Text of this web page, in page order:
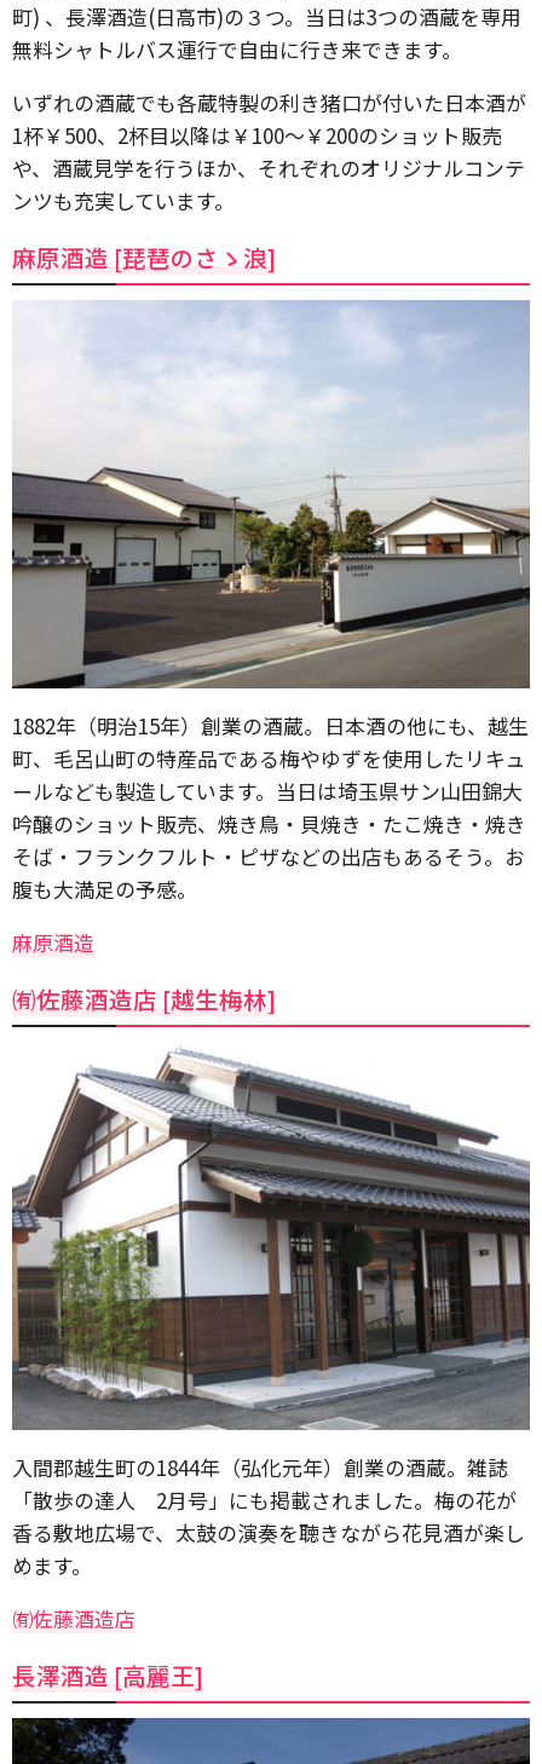
町) 、長澤酒造(日高市)の３つ。当日は3つの酒蔵を専用
無料シャトルバス運行で自由に行き来できます。
いずれの酒蔵でも各蔵特製の利き猪口が付いた日本酒が
1杯￥500、2杯目以降は￥100〜￥200のショット販売
や、酒蔵見学を行うほか、それぞれのオリジナルコンテ
ンツも充実しています。
麻原酒造 [琵琶のさゝ浪]
1882年（明治15年）創業の酒蔵。日本酒の他にも、越生
町、毛呂山町の特産品である梅やゆずを使用したリキュ
ールなども製造しています。当日は埼玉県サン山田錦大
吟醸のショット販売、焼き鳥・貝焼き・たこ焼き・焼き
そば・フランクフルト・ピザなどの出店もあるそう。お
腹も大満足の予感。
麻原酒造
㈲佐藤酒造店 [越生梅林]
入間郡越生町の1844年（弘化元年）創業の酒蔵。雑誌
「散歩の達人 2月号」にも掲載されました。梅の花が
香る敷地広場で、太鼓の演奏を聴きながら花見酒が楽し
めます。
㈲佐藤酒造店
長澤酒造 [高麗王]